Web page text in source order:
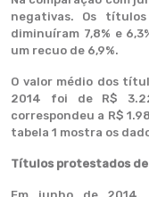
negativas. Os
diminuíram 7,8% e
um recuo de 6,9%.
O valor médio dos
2014 foi de R$
correspondeu a R$
tabela 1 mostra os
Títulos protestados de